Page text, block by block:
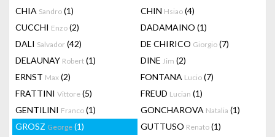
CHIA Sandro (1) CHIN Hsiao (4)
CUCCHI Enzo (2) DADAMAINO (1)
DALI Salvador (42) DE CHIRICO Giorgio (7)
DELAUNAY Robert (1) DINE Jim (2)
ERNST Max (2) FONTANA Lucio (7)
FRATTINI Vittore (5) FREUD Lucian (1)
GENTILINI Franco (1) GONCHAROVA Natalia (1)
GROSZ George (1) GUTTUSO Renato (1)